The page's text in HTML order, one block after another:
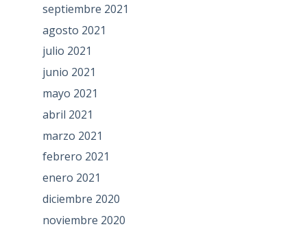
septiembre 2021
agosto 2021
julio 2021
junio 2021
mayo 2021
abril 2021
marzo 2021
febrero 2021
enero 2021
diciembre 2020
noviembre 2020